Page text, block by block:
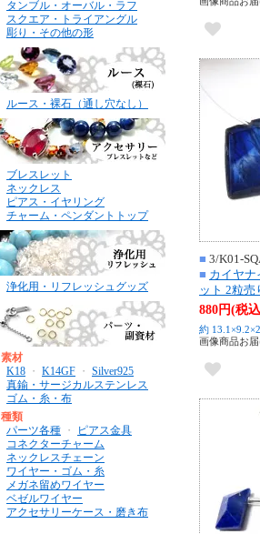
タンブル・オーバル・ラフ
スクエア・トライアングル
彫り・その他の形
ルース・裸石（通し穴なし）
ブレスレット
ネックレス
ピアス・イヤリング
チャーム・ペンダントトップ
浄化用・リフレッシュグッズ
素材
K18 ・ K14GF ・ Silver925
真鍮・サージカルステンレス
ゴム・糸・布
種類
パーツ各種 ・
ピアス金具
コネクターチャーム
ネックレスチェーン
ワイヤー・ゴム・糸
メガネ留めワイヤー
ベゼルワイヤー
アクセサリーケース・磨き布
■ 3/K01-
■ カイヤナ
ット 2粒売
880円(税
約
画像商品お届